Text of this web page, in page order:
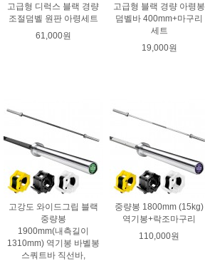
고급형 디럭스 블랙 경량
조절덤벨 원판 아령세트
61,000원
고급형 블랙 경량 아령봉
덤벨바 400mm+마구리
세트
19,000원
고강도 와이드그립 블랙
중량봉
1900mm(내측길이
1310mm) 역기봉 바벨봉
스쿼트바 직선바,
중량봉 1800mm (15kg)
역기봉+락조마구리
110,000원